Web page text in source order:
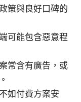
策與良好口碑的
可能包含惡意程
常含有廣告，或
如付費方案安